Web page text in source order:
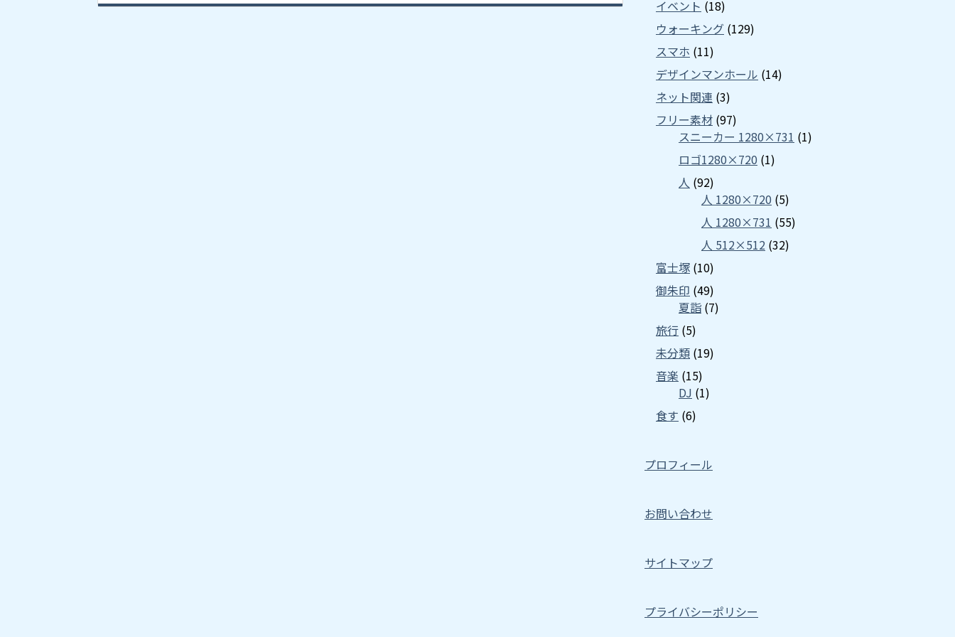
イベント (18)
ウォーキング (129)
スマホ (11)
デザインマンホール (14)
ネット関連 (3)
フリー素材 (97)
スニーカー 1280×731 (1)
ロゴ1280×720 (1)
人 (92)
人 1280×720 (5)
人 1280×731 (55)
人 512×512 (32)
富士塚 (10)
御朱印 (49)
夏詣 (7)
旅行 (5)
未分類 (19)
音楽 (15)
DJ (1)
食す (6)
プロフィール
お問い合わせ
サイトマップ
プライバシーポリシー